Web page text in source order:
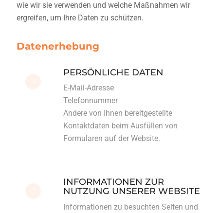
wie wir sie verwenden und welche Maßnahmen wir
ergreifen, um Ihre Daten zu schützen.
Datenerhebung
PERSÖNLICHE DATEN
E-Mail-Adresse
Telefonnummer
Andere von Ihnen bereitgestellte
Kontaktdaten beim Ausfüllen von
Formularen auf der Website.
INFORMATIONEN ZUR
NUTZUNG UNSERER WEBSITE
Informationen zu besuchten Seiten und